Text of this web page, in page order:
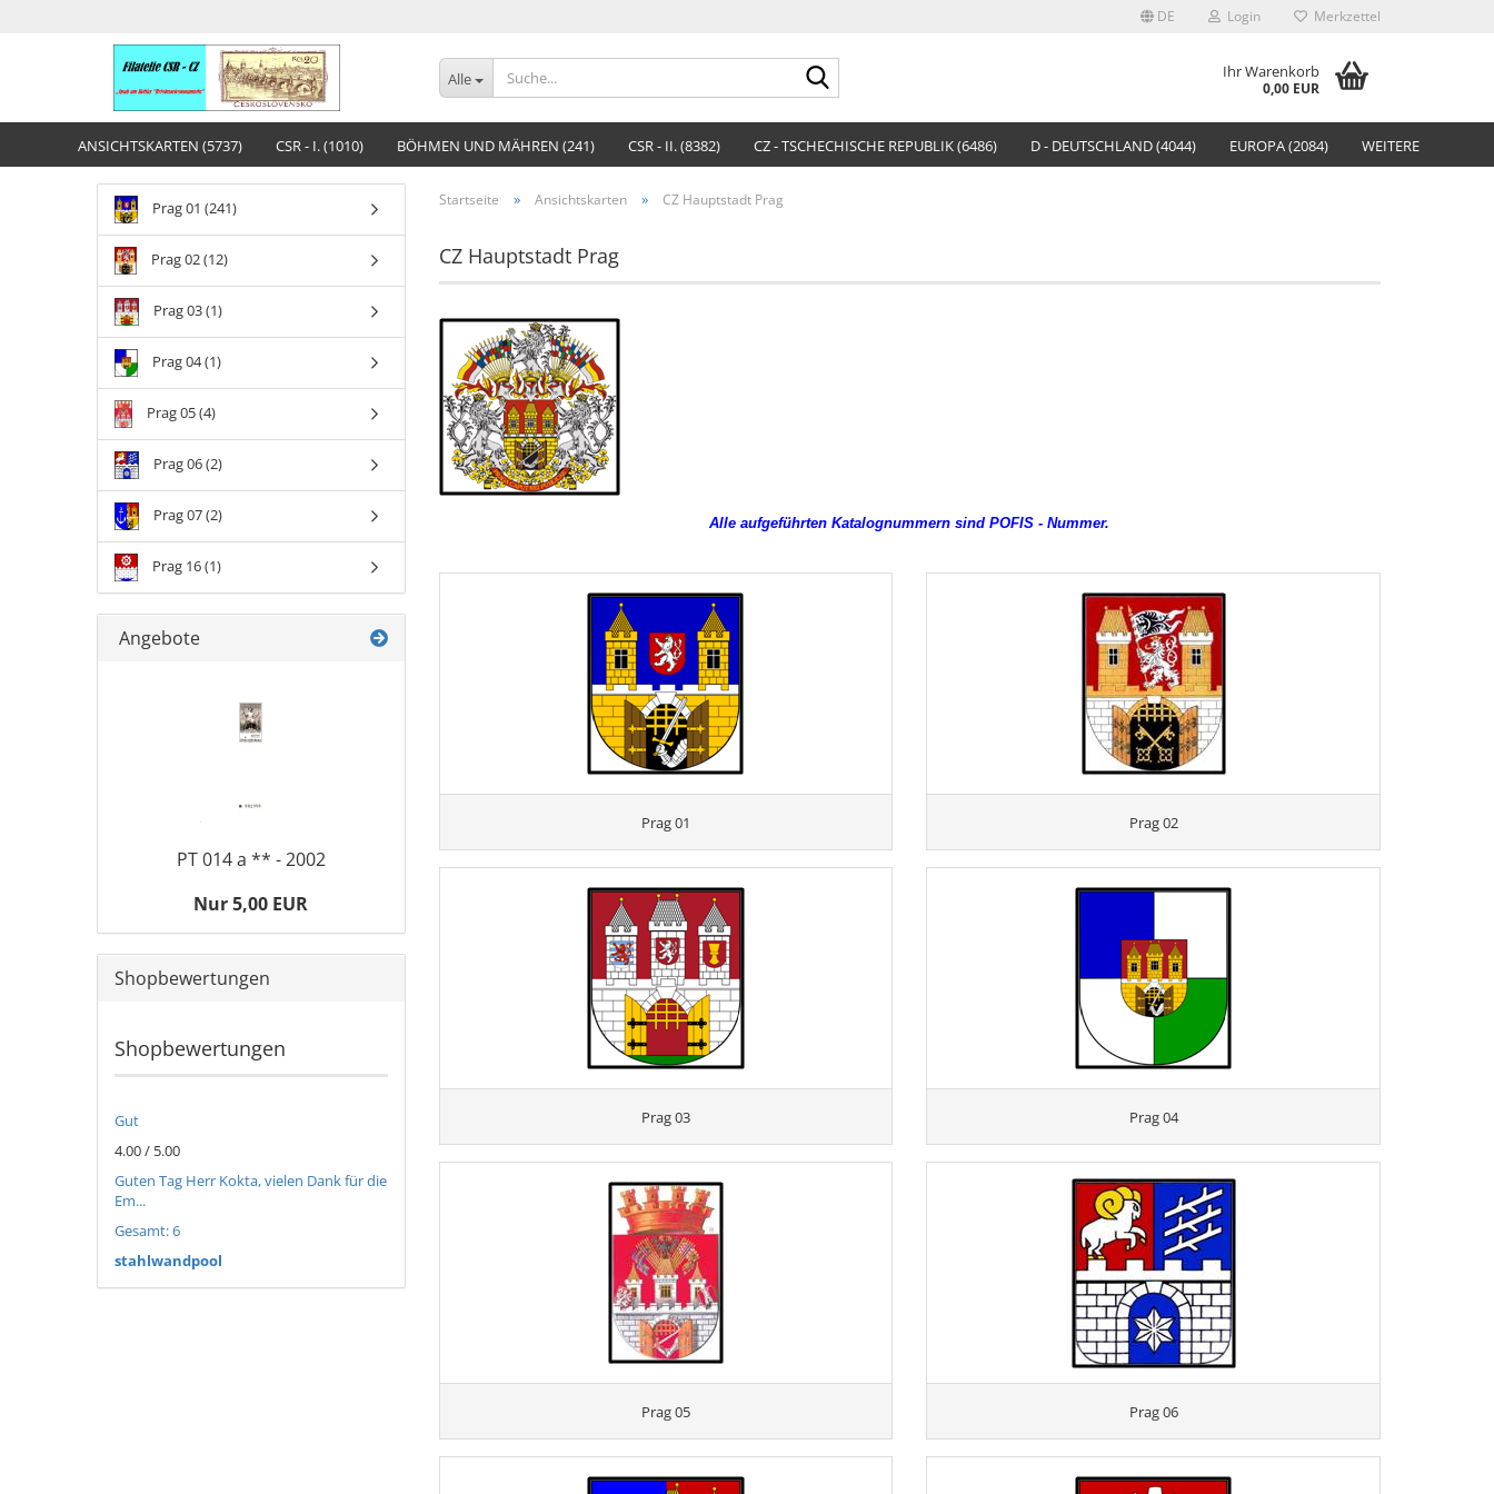
DE Login Merkzettel
Alle Ihr Warenkorb
0,00 EUR
ANSICHTSKARTEN (5737) CSR - I. (1010) BÖHMEN UND MÄHREN (241) CSR - II. (8382) CZ - TSCHECHISCHE REPUBLIK (6486) D - DEUTSCHLAND (4044) EUROPA (2084) WEITERE
Startseite » Ansichtskarten » CZ Hauptstadt Prag
CZ Hauptstadt Prag
Alle aufgeführten Katalognummern sind POFIS - Nummer.
Prag 01 Prag 02
Prag 03 Prag 04
Prag 05 Prag 06
Prag 01 (241)
Prag 02 (12)
Prag 03 (1)
Prag 04 (1)
Prag 05 (4)
Prag 06 (2)
Prag 07 (2)
Prag 16 (1)
Angebote
PT 014 a ** - 2002
Nur 5,00 EUR
Shopbewertungen
Shopbewertungen
Gut
4.00 / 5.00
Guten Tag Herr Kokta, vielen Dank für die
Em...
Gesamt: 6
stahlwandpool